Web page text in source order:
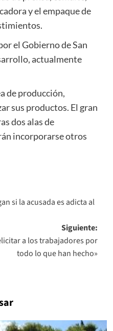
y el empaque de
el Gobierno de San
actualmente
de producción,
sus productos. El gran
dos alas de
incorporarse otros
si la acusada es adicta al
Siguiente:
a los trabajadores por
todo lo que han hecho»